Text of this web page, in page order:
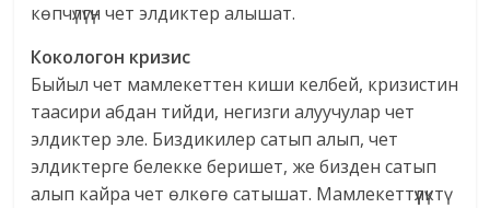
көпчүлүгүн чет элдиктер алышат.
Кокологон кризис
Быйыл чет мамлекеттен киши келбей, кризистин
таасири абдан тийди, негизги алуучулар чет
элдиктер эле. Биздикилер сатып алып, чет
элдиктерге белекке беришет, же бизден сатып
алып кайра чет өлкөгө сатышат. Мамлекеттүүлүктү